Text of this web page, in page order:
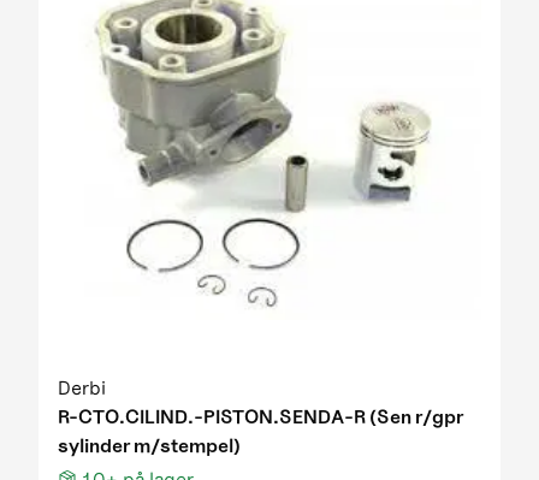
Derbi
R-CTO.CILIND.-PISTON.SENDA-R (Sen r/gpr
sylinder m/stempel)